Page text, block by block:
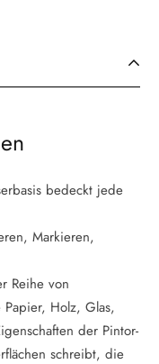
bedeckt jede
Markieren,
Reihe von
Holz, Glas,
der Pintor-
schreibt, die